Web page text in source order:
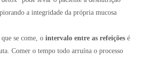
a integridade da própria mucosa
se come, o intervalo entre as refeições é
Comer o tempo todo arruína o processo